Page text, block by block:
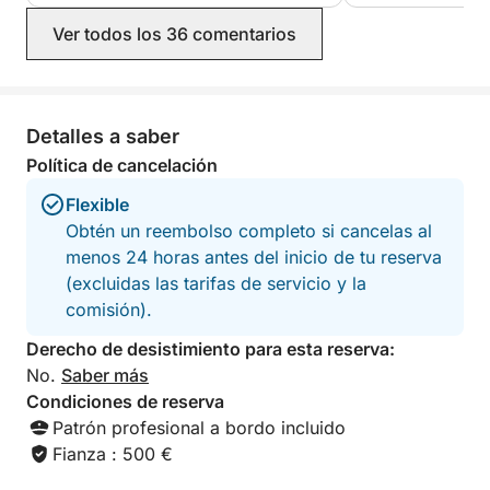
es su equilibrio entre sencillez y versatilidad. El
barco es fácil de manejar, eficiente y cómodo,
perfecto tanto para un crucero relajado como para
Gracias a la experiencia y la excelente comunicación
de Joaquim, todo fluye a la perfección desde el
principio, con consejos útiles que te guiarán a los
mejores lugares del día.
Esta es una escapada de día completo que combina
exploración, diversión y total libertad: la Costa
Brava como debe ser.
Ver todos los 36 comentarios
Detalles a saber
Política de cancelación
Flexible
Obtén un reembolso completo si cancelas al
menos 24 horas antes del inicio de tu reserva
(excluidas las tarifas de servicio y la
comisión).
Derecho de desistimiento para esta reserva:
No. Saber más
Condiciones de reserva
Patrón profesional a bordo incluido
Fianza : 500 €